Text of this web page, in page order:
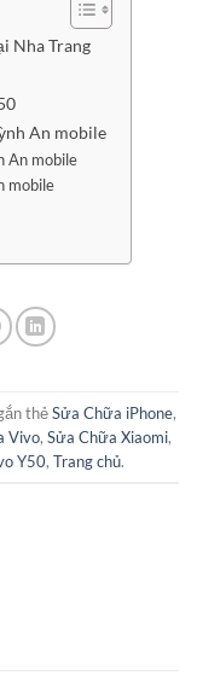
Nha Trang
An mobile
An mobile
mobile
thẻSửa Chữa iPhone,
Vivo, Sửa Chữa Xiaomi,
Y50, Trang chủ.